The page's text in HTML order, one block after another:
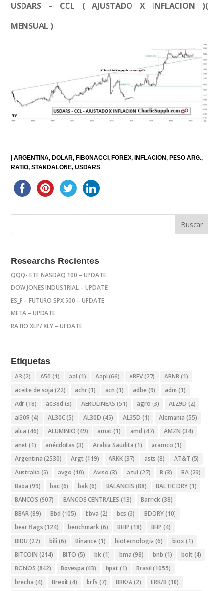
USDARS – CCL ( AJUSTADO X INFLACION )(
MENSUAL )
|ARGENTINA DOLAR FIBONACCI FOREX INFLACION PESO ARG.
RATIO STANDALONE USDARS
Researchs Recientes
QQQ- ETF NASDAQ 100 – UPDATE
DOW JONES INDUSTRIAL – UPDATE
ES_F – FUTURO SPX 500 – UPDATE
META – UPDATE
RATIO XLP/ XLY – UPDATE
Etiquetas
A3 (2) A50 (1) aal (1) Aapl (66) ABEV(27) ABNB (1)
aceite de soja (22) achr(1) acn (1) adbe (9) adm (1)
Adr(18) ae38d (3) AEROLINEAS (51) agro (3) AL29D (2)
al30$ (4) AL30C(5) AL30D (45) AL35D (1) Alemania (55)
alua (46) ALUMINIO (49) amat (1) amd (47) AMZN (34)
anet (1) anécdotas (3) Arabia Saudita (1) aramco (1)
Argentina (2530) Argt (119) ARKK(37) asts (8) AT&T (5)
Australia (5) avgo (10) Aviso (3) azul (27) B (3) BA(23)
Baba (99) bac(6) bak(6) BALANCES (88) BALTIC DRY(1)
BANCOS (907) BANCOS CENTRALES (13) Barrick(38)
BBAR(89) Bbd (105) bbva (2) bcs (3) BDORY(10)
bear flags (124) benchmark(6) BHIP (18) BHP (4)
BIDU (27) bili (6) Binance (1) biotecnologia (6) biox (1)
BITCOIN (214) BITO (5) bk(1) bma (98) bnb (1) bolt (4)
BONOS (842) Bovespa (43) bpat (1) Brasil (1055)
brecha (4) Brexit (4) brfs (7) BRK/A(2) BRK/B (10)